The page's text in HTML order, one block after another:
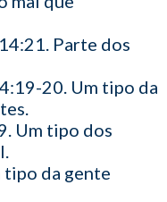
Parte dos
20. Um tipo da
Um tipo dos
tipo da gente